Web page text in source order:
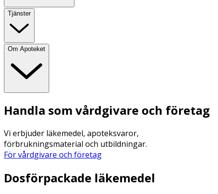
Tjänster
Om Apoteket
Handla som vårdgivare och företag
Vi erbjuder läkemedel, apoteksvaror,
förbrukningsmaterial och utbildningar.
För vårdgivare och företag
Dosförpackade läkemedel